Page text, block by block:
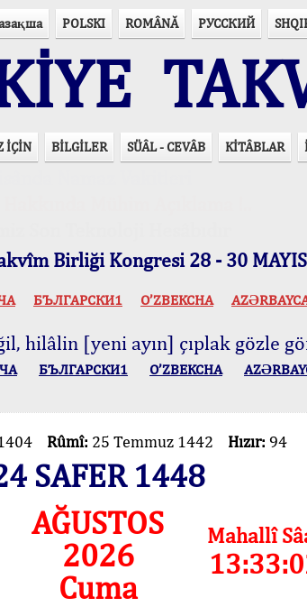
POLSKI ROMÂNĂ РУССКИЙ
İÇİN BİLGİLER SÜÂL - CEVÂB KİTÂBLAR
Birliği Kongresi 28 - 30
БЪЛГАРСКИ1 O’ZBEKCHA
hilâlin [yeni ayın] çıplak gözle
БЪЛГАРСКИ1 O’ZBEKCHA
Rûmî: 25 Temmuz 1442 Hızır: 94
SAFER 1448
AĞUSTOS
2026
Cuma
Mahallî